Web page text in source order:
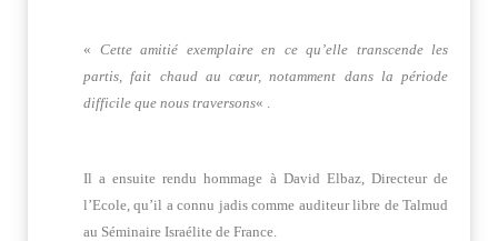
« Cette amitié exemplaire en ce qu’elle transcende les
partis, fait chaud au cœur, notamment dans la période
difficile que nous traversons« .
Il a ensuite rendu hommage à David Elbaz, Directeur de
l’Ecole, qu’il a connu jadis comme auditeur libre de Talmud
au Séminaire Israélite de France.